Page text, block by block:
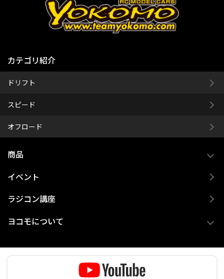
カテゴリ紹介
ドリフト
スピード
オフロード
商品
イベント
ラジコン講座
ヨコモについて